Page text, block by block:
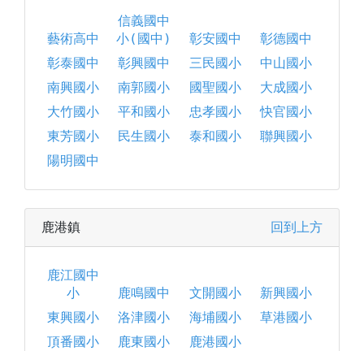
藝術高中
信義國中
小(國中)
彰安國中
彰德國中
彰泰國中
彰興國中 三民國小
中山國小
南興國小
南郭國小 國聖國小
大成國小
大竹國小
平和國小 忠孝國小
快官國小
東芳國小
民生國小 泰和國小
聯興國小
陽明國中
回到上方
鹿港鎮
鹿江國中
小
鹿鳴國中 文開國小
新興國小
東興國小
洛津國小 海埔國小
草港國小
頂番國小
鹿東國小 鹿港國小